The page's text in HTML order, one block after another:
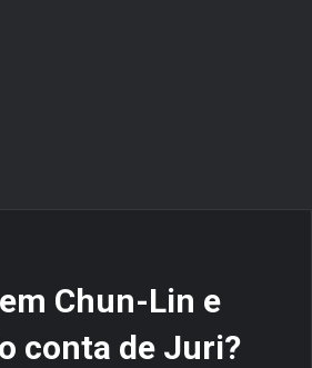
Chun-Lin e
conta de Juri?